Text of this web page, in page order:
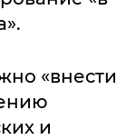
«внести
и